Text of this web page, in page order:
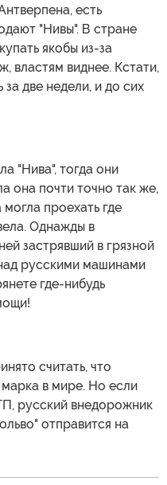
есть
"Нивы". В стране
якобы из-за
властям виднее. Кстати,
две недели, и до сих
"Нива", тогда они
она почти точно так же,
проехать где
Однажды в
застрявший в грязной
русскими машинами
где-нибудь
считать, что
в мире. Но если
русский внедорожник
отправится на